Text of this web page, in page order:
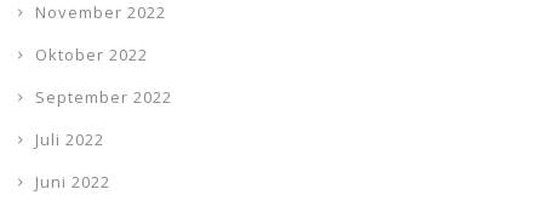
November 2022
Oktober 2022
September 2022
Juli 2022
Juni 2022